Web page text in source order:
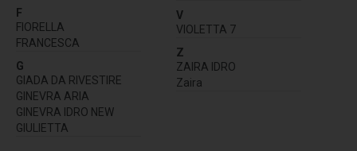
F
FIORELLA
FRANCESCA
G
GIADA DA RIVESTIRE
GINEVRA ARIA
GINEVRA IDRO NEW
GIULIETTA
V
VIOLETTA 7
Z
ZAIRA IDRO
Zaira